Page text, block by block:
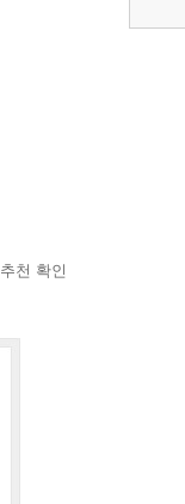
추천 확인